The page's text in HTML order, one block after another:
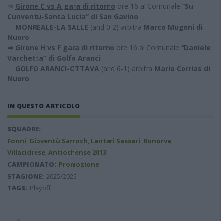
⇒ Girone C vs A gara di ritorno ore 16 al Comunale “Su
Cunventu-Santa Lucia” di San Gavino
MONREALE-LA SALLE (and 0-2) arbitra Marco Mugoni di
Nuoro
⇒ Girone H vs F gara di ritorno ore 16 al Comunale “Daniele
Varchetta” di Golfo Aranci
GOLFO ARANCI-OTTAVA (and 6-1) arbitra Mario Corrias di
Nuoro
IN QUESTO ARTICOLO
SQUADRE:
Fonni, Gioventù Sarroch, Lanteri Sassari, Bonorva,
Villacidrese, Antiochense 2013
CAMPIONATO: Promozione
STAGIONE: 2025/2026
TAGS: Playoff